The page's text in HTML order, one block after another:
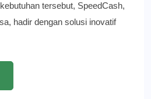
tersebut, SpeedCash,
hadir dengan solusi inovatif